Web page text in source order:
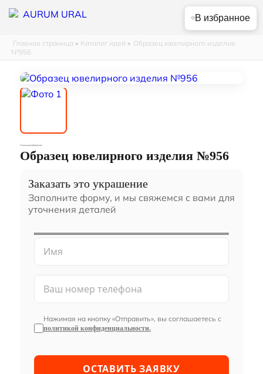
Главная страница » Каталог идей » Образец ювелирного изделия
№956
Кольца дизайнерские
Образец ювелирного изделия №956
Заказать это украшение
Заполните форму, и мы свяжемся с вами для
уточнения деталей
Нажимая на кнопку «Отправить», вы соглашаетесь с
политикой конфиденциальности.
В избранное